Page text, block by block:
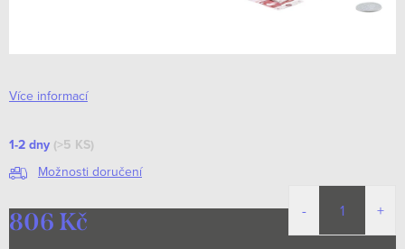
Více informací
1-2 dny (>5 KS)
Možnosti doručení
806 Kč